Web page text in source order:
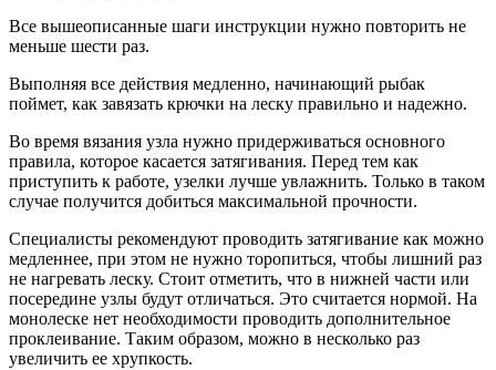
Все вышеописанные шаги инструкции нужно повторить не
меньше шести раз.
Выполняя все действия медленно, начинающий рыбак
поймет, как завязать крючки на леску правильно и надежно.
Во время вязания узла нужно придерживаться основного
правила, которое касается затягивания. Перед тем как
приступить к работе, узелки лучше увлажнить. Только в таком
случае получится добиться максимальной прочности.
Специалисты рекомендуют проводить затягивание как можно
медленнее, при этом не нужно торопиться, чтобы лишний раз
не нагревать леску. Стоит отметить, что в нижней части или
посередине узлы будут отличаться. Это считается нормой. На
монолеске нет необходимости проводить дополнительное
проклеивание. Таким образом, можно в несколько раз
увеличить ее хрупкость.